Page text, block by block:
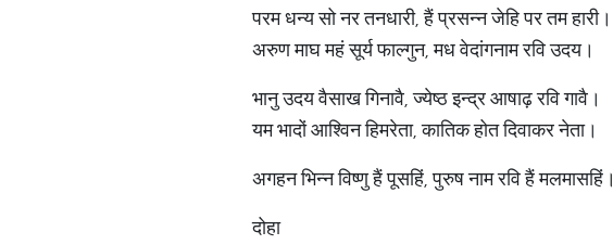
परम धन्य सो नर तनधारी, हैं प्रसन्न जेहि पर तम हारी।
अरुण माघ महं सूर्य फाल्गुन, मध वेदांगनाम रवि उदय।
भानु उदय वैसाख गिनावै, ज्येष्ठ इन्द्र आषाढ़ रवि गावै।
यम भादों आश्विन हिमरेता, कातिक होत दिवाकर नेता।
अगहन भिन्न विष्णु हैं पूसहिं, पुरुष नाम रवि हैं मलमासहिं।
दोहा